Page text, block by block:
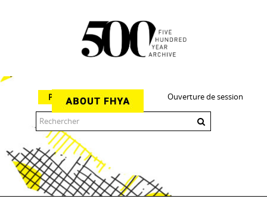
Ouverture de session
Parcourir